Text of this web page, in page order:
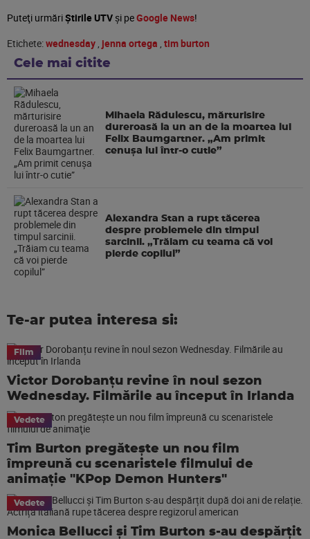
Puteţi urmăriȘtirile UTVşi peGoogle News!
Etichete:wednesday , jenna ortega , tim burton
Cele mai citite
Mihaela Rădulescu, mărturisire
dureroasă la un an de la moartea lui
Felix Baumgartner. „Am primit
cenușa lui într-o cutie”
Alexandra Stan a rupt tăcerea
despre problemele din timpul
sarcinii. „Trăiam cu teama că voi
pierde copilul”
Te-ar putea interesa si:
Film
Victor Dorobanțu revine în noul sezon
Wednesday. Filmările au început în Irlanda
Vedete
Tim Burton pregăteşte un nou film
împreună cu scenaristele filmului de
animaţie "KPop Demon Hunters"
Vedete
Monica Bellucci și Tim Burton s-au despărțit